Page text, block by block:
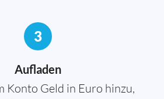
3
Aufladen
Konto Geld in Euro hinzu,